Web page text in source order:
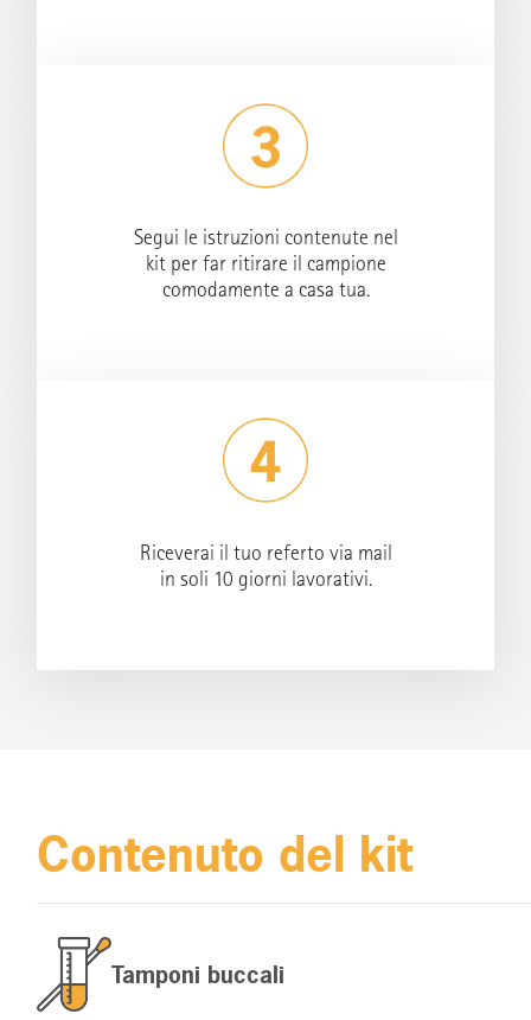
Segui le istruzioni contenute nel
kit per far ritirare il campione
comodamente a casa tua.
Riceverai il tuo referto via mail
in soli 10 giorni lavorativi.
Contenuto del kit
Tamponi buccali